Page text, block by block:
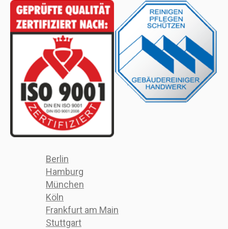
Berlin
Hamburg
München
Köln
Frankfurt am Main
Stuttgart